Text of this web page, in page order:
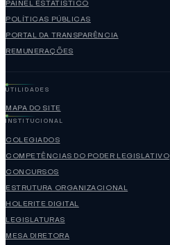
PAINEL ESTATÍSTICO
POLÍTICAS PÚBLICAS
PORTAL DA TRANSPARÊNCIA
REMUNERAÇÕES
UTILIDADES
MAPA DO SITE
INSTITUCIONAL
COLEGIADOS
COMPETÊNCIAS DO PODER LEGISLATIVO
CONCURSOS
ESTRUTURA ORGANIZACIONAL
HOLERITE DIGITAL
LEGISLATURAS
MESA DIRETORA